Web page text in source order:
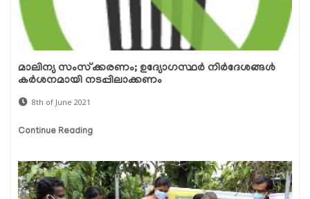
മാലിന്യ സംസ്‌ക്കരണം; ഉദ്യോഗസ്ഥര്‍ നിര്‍ദേശങ്ങള്‍
കര്‍ശനമായി നടപ്പിലാക്കണം
8th of June 2021
Continue Reading